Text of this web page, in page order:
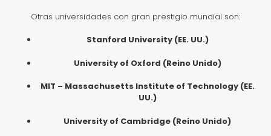
Otras universidades con gran prestigio mundial son:
Stanford University (EE. UU.)
University of Oxford (Reino Unido)
MIT – Massachusetts Institute of Technology (EE.
UU.)
University of Cambridge (Reino Unido)